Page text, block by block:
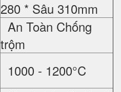
280 * Sâu 310mm
An Toàn Chống
trộm
1000 - 1200°C